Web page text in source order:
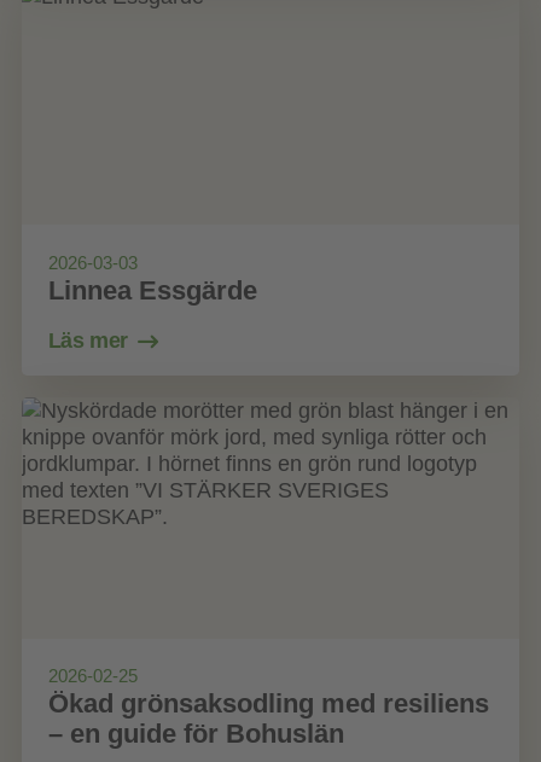
2026-03-03
Linnea Essgärde
Läs mer
2026-02-25
Ökad grönsaksodling med resiliens
– en guide för Bohuslän